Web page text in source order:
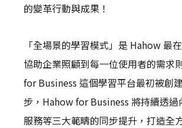
的變革行動與成果！
「全場景的學習模式」是 Hahow 最
協助企業照顧到每一位使用者的需求
for Business 這個學習平台最初被創
步，Hahow for Business 將持續透過
服務等三大範疇的同步提升，打造全